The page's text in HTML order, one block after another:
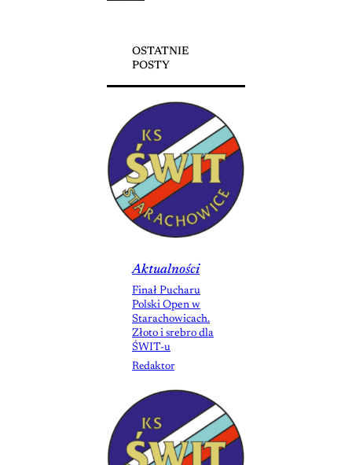
OSTATNIE
POSTY
Aktualności
Finał Pucharu
Polski Open w
Starachowicach.
Złoto i srebro dla
ŚWIT-u
Redaktor